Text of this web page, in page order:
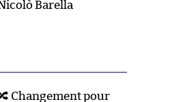
Barella
Changement pour